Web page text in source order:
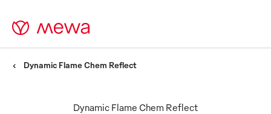
Dynamic Flame Chem Reflect
Dynamic Flame Chem Reflect